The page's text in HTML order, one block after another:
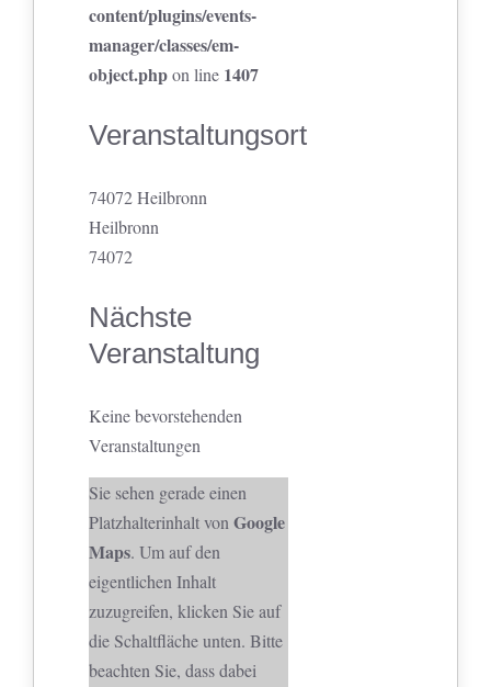
content/plugins/events-
manager/classes/em-
object.phpon line 1407
Veranstaltungsort
74072 Heilbronn
Heilbronn
74072
Nächste
Veranstaltung
Keine bevorstehenden
Veranstaltungen
Sie sehen gerade einen
Platzhalterinhalt vonGoogle
Maps. Um auf den
eigentlichen Inhalt
zuzugreifen, klicken Sie auf
die Schaltfläche unten. Bitte
beachten Sie, dass dabei